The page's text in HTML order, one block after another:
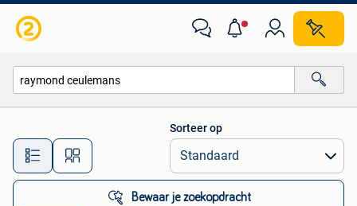
Alle afstanden…
Sorteer op
Bewaar je zoekopdracht